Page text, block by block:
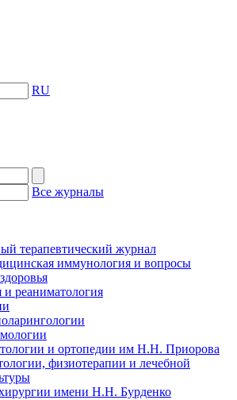
RU
Все журналы
терапевтический журнал
иммунология и вопросы
и реаниматология
и ортопедии им Н.Н. Приорова
физиотерапии и лечебной
имени Н.Н. Бурденко